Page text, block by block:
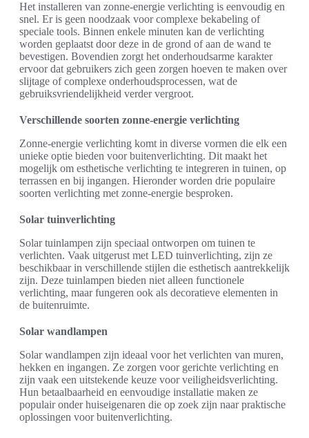
Het installeren van zonne-energie verlichting is eenvoudig en
snel. Er is geen noodzaak voor complexe bekabeling of
speciale tools. Binnen enkele minuten kan de verlichting
worden geplaatst door deze in de grond of aan de wand te
bevestigen. Bovendien zorgt het onderhoudsarme karakter
ervoor dat gebruikers zich geen zorgen hoeven te maken over
slijtage of complexe onderhoudsprocessen, wat de
gebruiksvriendelijkheid verder vergroot.
Verschillende soorten zonne-energie verlichting
Zonne-energie verlichting komt in diverse vormen die elk een
unieke optie bieden voor buitenverlichting. Dit maakt het
mogelijk om esthetische verlichting te integreren in tuinen, op
terrassen en bij ingangen. Hieronder worden drie populaire
soorten verlichting met zonne-energie besproken.
Solar tuinverlichting
Solar tuinlampen zijn speciaal ontworpen om tuinen te
verlichten. Vaak uitgerust met LED tuinverlichting, zijn ze
beschikbaar in verschillende stijlen die esthetisch aantrekkelijk
zijn. Deze tuinlampen bieden niet alleen functionele
verlichting, maar fungeren ook als decoratieve elementen in
de buitenruimte.
Solar wandlampen
Solar wandlampen zijn ideaal voor het verlichten van muren,
hekken en ingangen. Ze zorgen voor gerichte verlichting en
zijn vaak een uitstekende keuze voor veiligheidsverlichting.
Hun betaalbaarheid en eenvoudige installatie maken ze
populair onder huiseigenaren die op zoek zijn naar praktische
oplossingen voor buitenverlichting.